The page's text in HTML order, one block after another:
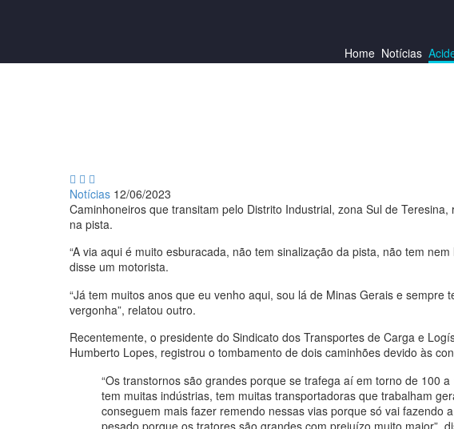
Home Notícias
  
Notícias 12/06/2023
Caminhoneiros que transitam pelo Distrito Industrial, zona Sul de
na pista.
“A via aqui é muito esburacada, não tem sinalização da pista, não tem
disse um motorista.
“Já tem muitos anos que eu venho aqui, sou lá de Minas Gerais e
vergonha”, relatou outro.
Recentemente, o presidente do Sindicato dos Transportes de Carga e
Humberto Lopes, registrou o tombamento de dois caminhões devido às
“Os transtornos são grandes porque se trafega aí em torno de 100
tem muitas indústrias, tem muitas transportadoras que trabalham
conseguem mais fazer remendo nessas vias porque só vai fazendo
pesado porque os tratores são grandes com prejuízo muito maior”,